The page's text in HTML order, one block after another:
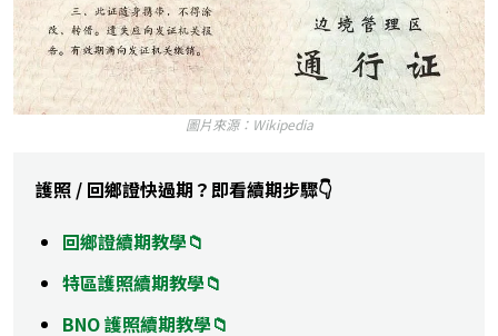
圖片來源：Wikipedia
護照 / 回鄉證快過期？即看續期步驟👇
回鄉證續期教學📁
特區護照續期教學📁
BNO 護照續期教學📁